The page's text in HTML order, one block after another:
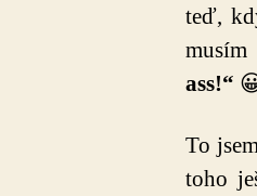
teď,
ass!“
To
toho